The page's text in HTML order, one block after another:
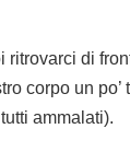
di
corpo un
ammalati).